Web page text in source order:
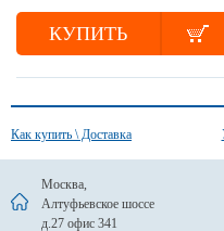
КУПИТЬ
Как купить \ Доставка
Москва,
Алтуфьевское шоссе
д.27 офис 341